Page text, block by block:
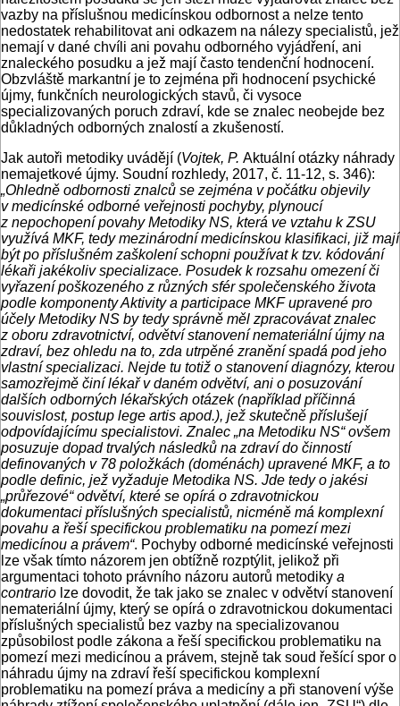
vazby na příslušnou medicínskou odbornost a nelze tento
nedostatek rehabilitovat ani odkazem na nálezy specialistů, jež
nemají v dané chvíli ani povahu odborného vyjádření, ani
znaleckého posudku a jež mají často tendenční hodnocení.
Obzvláště markantní je to zejména při hodnocení psychické
újmy, funkčních neurologických stavů, či vysoce
specializovaných poruch zdraví, kde se znalec neobejde bez
důkladných odborných znalostí a zkušeností.
Jak autoři metodiky uvádějí (Vojtek, P. Aktuální otázky náhrady
nemajetkové újmy. Soudní rozhledy, 2017, č. 11-12, s. 346):
„Ohledně odbornosti znalců se zejména v počátku objevily
v medicínské odborné veřejnosti pochyby, plynoucí
z nepochopení povahy Metodiky NS, která ve vztahu k ZSU
využívá MKF, tedy mezinárodní medicínskou klasifikaci, již mají
být po příslušném zaškolení schopni používat k tzv. kódování
lékaři jakékoliv specializace. Posudek k rozsahu omezení či
vyřazení poškozeného z různých sfér společenského života
podle komponenty Aktivity a participace MKF upravené pro
účely Metodiky NS by tedy správně měl zpracovávat znalec
z oboru zdravotnictví, odvětví stanovení nemateriální újmy na
zdraví, bez ohledu na to, zda utrpěné zranění spadá pod jeho
vlastní specializaci. Nejde tu totiž o stanovení diagnózy, kterou
samozřejmě činí lékař v daném odvětví, ani o posuzování
dalších odborných lékařských otázek (například příčinná
souvislost, postup lege artis apod.), jež skutečně příslušejí
odpovídajícímu specialistovi. Znalec „na Metodiku NS“ ovšem
posuzuje dopad trvalých následků na zdraví do činností
definovaných v 78 položkách (doménách) upravené MKF, a to
podle definic, jež vyžaduje Metodika NS. Jde tedy o jakési
„průřezové“ odvětví, které se opírá o zdravotnickou
dokumentaci příslušných specialistů, nicméně má komplexní
povahu a řeší specifickou problematiku na pomezí mezi
medicínou a právem“. Pochyby odborné medicínské veřejnosti
lze však tímto názorem jen obtížně rozptýlit, jelikož při
argumentaci tohoto právního názoru autorů metodiky a
contrario lze dovodit, že tak jako se znalec v odvětví stanovení
nemateriální újmy, který se opírá o zdravotnickou dokumentaci
příslušných specialistů bez vazby na specializovanou
způsobilost podle zákona a řeší specifickou problematiku na
pomezí mezi medicínou a právem, stejně tak soud řešící spor o
náhradu újmy na zdraví řeší specifickou komplexní
problematiku na pomezí práva a medicíny a při stanovení výše